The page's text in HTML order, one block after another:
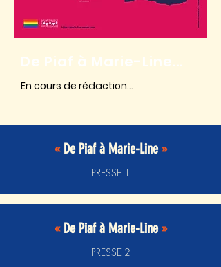
De Piaf à Marie-Line...
En cours de rédaction...
« De Piaf à Marie-Line »
PRESSE 1
« De Piaf à Marie-Line »
PRESSE 2